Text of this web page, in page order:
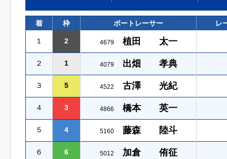
着 枠 ボートレーサー レ
１ 2 4679 植田 太一
２ 1 4079 出畑 孝典
３ 5 4522 古澤 光紀
４ 3 4866 橋本 英一
５ 4 5160 藤森 陸斗
６ 6 5012 加倉 侑征